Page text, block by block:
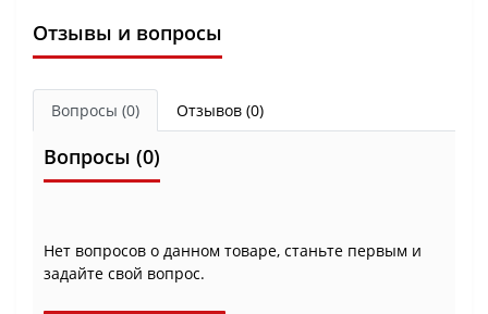
Отзывы и вопросы
Вопросы (0) Отзывов (0)
Вопросы (0)
Нет вопросов о данном товаре, станьте первым и
задайте свой вопрос.